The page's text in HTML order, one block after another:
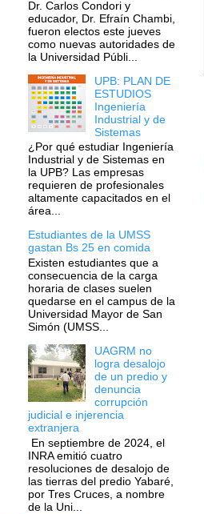
Dr. Carlos Condori y
educador, Dr. Efraín Chambi,
fueron electos este jueves
como nuevas autoridades de
la Universidad Públi...
UPB: PLAN DE
ESTUDIOS
Ingeniería
Industrial y de
Sistemas
¿Por qué estudiar Ingeniería
Industrial y de Sistemas en
la UPB? Las empresas
requieren de profesionales
altamente capacitados en el
área...
Estudiantes de la UMSS
gastan Bs 25 en comida
Existen estudiantes que a
consecuencia de la carga
horaria de clases suelen
quedarse en el campus de la
Universidad Mayor de San
Simón (UMSS...
UAGRM no
logra desalojo
de un predio y
denuncia
corrupción
judicial e injerencia
extranjera
En septiembre de 2024, el
INRA emitió cuatro
resoluciones de desalojo de
las tierras del predio Yabaré,
por Tres Cruces, a nombre
de la Uni...